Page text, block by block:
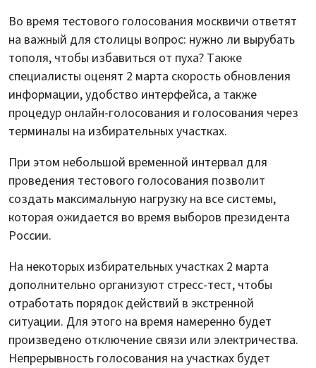
Во время тестового голосования москвичи ответят
на важный для столицы вопрос: нужно ли вырубать
тополя, чтобы избавиться от пуха? Также
специалисты оценят 2 марта скорость обновления
информации, удобство интерфейса, а также
процедур онлайн-голосования и голосования через
терминалы на избирательных участках.
При этом небольшой временной интервал для
проведения тестового голосования позволит
создать максимальную нагрузку на все системы,
которая ожидается во время выборов президента
России.
На некоторых избирательных участках 2 марта
дополнительно организуют стресс-тест, чтобы
отработать порядок действий в экстренной
ситуации. Для этого на время намеренно будет
произведено отключение связи или электричества.
Непрерывность голосования на участках будет